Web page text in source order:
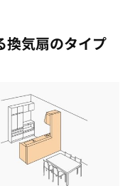
換気扇のタイプ